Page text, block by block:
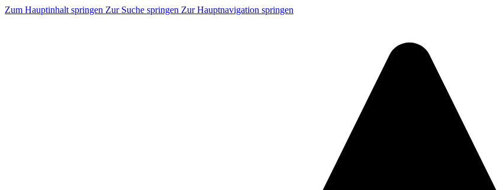
Zum Hauptinhalt springen Zur Suche springen Zur Hauptnavigation springen